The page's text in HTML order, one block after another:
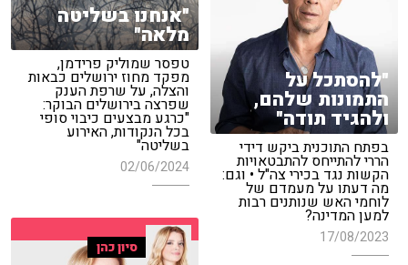
"אנחנו בשליטה
מלאה"
טפסר שמוליק פרידמן,
מפקד מחוז ירושלים כבאות
והצלה, על שרפת הענק
שפרצה בירושלים הבוקר:
"כרגע מבצעים כיבוי סופי
בכל הנקודות, האירוע
בשליטה"
02/06/2024
"להסתכל על
התמונות שלהם,
ולהגיד תודה"
בפתח התוכנית ביקש דידי
הררי להתייחס להתבטאויות
הקשות נגד בכירי צה"ל • וגם:
מה דעתו על מעמדם של
לוחמי האש שנותנים רבות
למען המדינה?
17/08/2023
סיון כהן